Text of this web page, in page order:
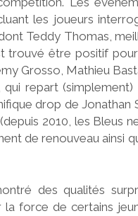
les joueurs
Teddy Thomas,
trouvé être positif
Grosso, Mathieu
qui repart
drop de Jonathan
2010, les Bleus
de renouveau ainsi
des qualités
force de certains